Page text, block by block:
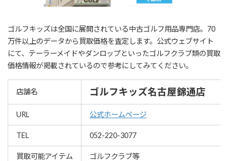
ゴルフキッズは全国に展開されている中古ゴルフ用品専門店。70
万件以上のデータから買取価格を査定します。公式ウェブサイト
にて、テーラーメイドやダンロップといったゴルフクラブ類の買取
価格情報が掲載されているので参考にしてみてください。
店舗名 ゴルフキッズ名古屋錦通店
URL 公式ホームページ
TEL 052-220-3077
買取可能アイテム ゴルフクラブ等